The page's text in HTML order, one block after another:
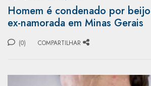
Homem é condenado por
ex-namorada em Minas Gerais
(0) COMPARTILHAR